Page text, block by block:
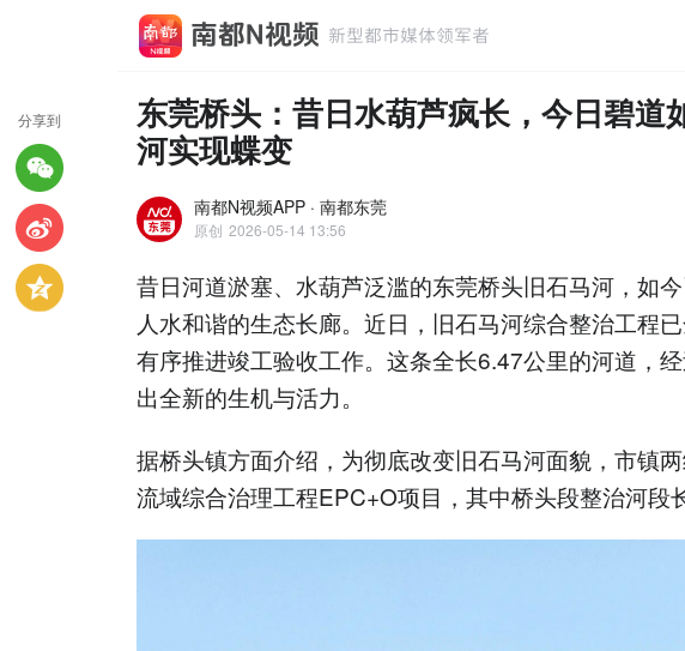
东莞桥头：昔日水葫芦疯长，今日碧道
河实现蝶变
南都N视频APP · 南都东莞
原创 2026-05-14 13:56
昔日河道淤塞、水葫芦泛滥的东莞桥头旧石马河，如今
人水和谐的生态长廊。近日，旧石马河综合整治工程
有序推进竣工验收工作。这条全长6.47公里的河道，
出全新的生机与活力。
据桥头镇方面介绍，为彻底改变旧石马河面貌，市镇
流域综合治理工程EPC+O项目，其中桥头段整治河段
分享到